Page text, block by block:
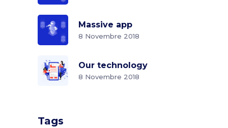
Massive app
8 Novembre 2018
Our technology
8 Novembre 2018
Tags